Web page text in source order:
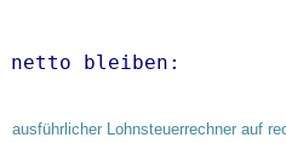
netto bleiben:
ausführlicher Lohnsteuerrechner auf